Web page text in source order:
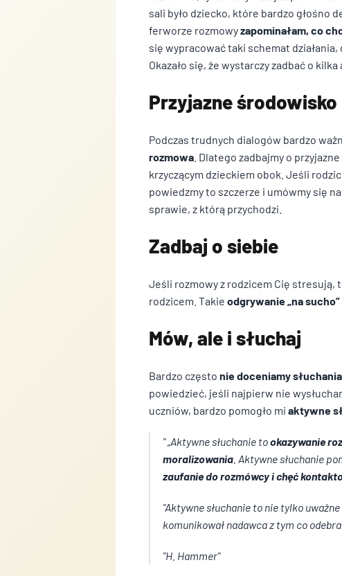
sali było dziecko, które bardzo głośno
ferworze rozmowyzapominałam, co
się wypracować taki schemat
Okazało się, że wystarczy zadbać o kilka
Przyjazne środowisko
Podczas trudnych dialogów bardzo
rozmowa . Dlatego zadbajmy o
krzyczącym dzieckiem obok. Jeśli
powiedzmy to szczerze i umówmy się
sprawie, z którą przychodzi.
Zadbaj o siebie
Jeśli rozmowy z rodzicem Cię stresują,
rodzicem. Takieodgrywanie „na sucho”
Mów, ale i słuchaj
Bardzo częstonie doceniamy słuchania
powiedzieć, jeśli najpierw nie
uczniów, bardzo pomogło miaktywne
„Aktywne słuchanie tookazywanie
moralizowania . Aktywne słuchanie
zaufanie do rozmówcy i chęć
Aktywne słuchanie to nie tylko
komunikował nadawca z tym co
H. Hammer
Wykorzystujemy pliki cookie do
naszej witrynie. Informacje o tym,
analitycznym. Partnerzy mogą
Niezbędne
Niezbędne pliki cookie mają
bez nich. Te pliki cookie nie